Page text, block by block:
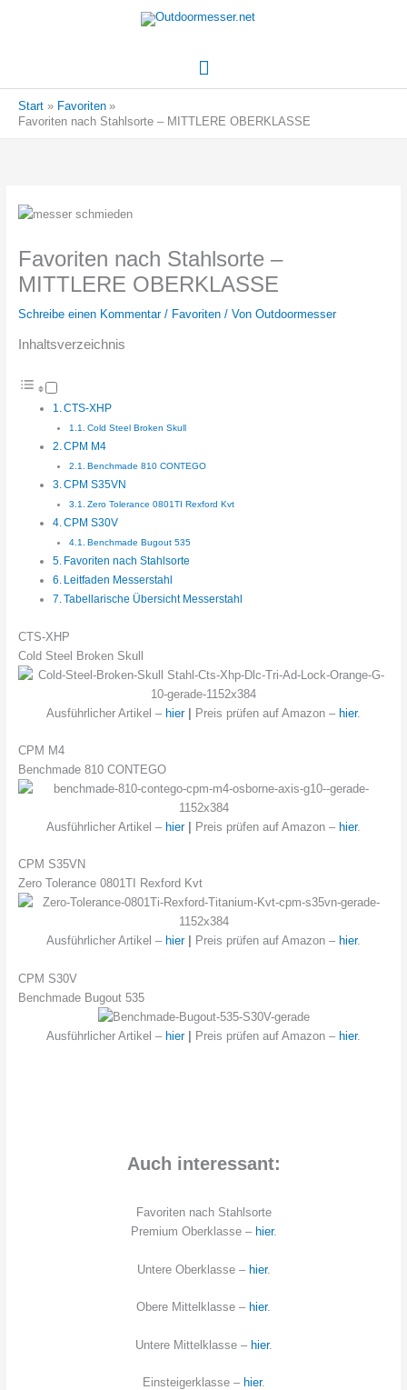
Hauptmenü
Start
Favoriten
Favoriten nach Stahlsorte – MITTLERE OBERKLASSE
Favoriten nach Stahlsorte –
MITTLERE OBERKLASSE
Schreibe einen Kommentar / Favoriten/ Von Outdoormesser
Inhaltsverzeichnis
CTS-XHP
Cold Steel Broken Skull
CPM M4
Benchmade 810 CONTEGO
CPM S35VN
Zero Tolerance 0801TI Rexford Kvt
CPM S30V
Benchmade Bugout 535
Favoriten nach Stahlsorte
Leitfaden Messerstahl
Tabellarische Übersicht Messerstahl
CTS-XHP
Cold Steel Broken Skull
Ausführlicher Artikel – hier | Preis prüfen auf Amazon – hier.
CPM M4
Benchmade 810 CONTEGO
Ausführlicher Artikel – hier Preis prüfen auf Amazon – hier.
CPM S35VN
Zero Tolerance 0801TI Rexford Kvt
Ausführlicher Artikel – hier Preis prüfen auf Amazon – hier.
CPM S30V
Benchmade Bugout 535
Ausführlicher Artikel – hier Preis prüfen auf Amazon – hier.
Auch interessant:
Favoriten nach Stahlsorte
Premium Oberklasse – hier.
Untere Oberklasse – hier.
Obere Mittelklasse – hier.
Untere Mittelklasse – hier.
Einsteigerklasse – hier.